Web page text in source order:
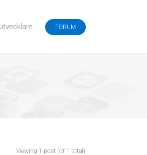
FORUM
Viewing 1 post (of 1 total)